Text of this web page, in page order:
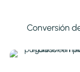
Conversión